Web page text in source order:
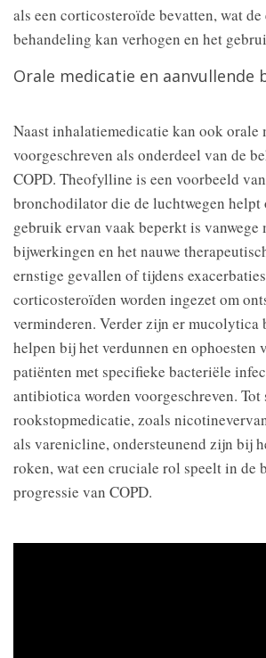
als een corticosteroïde bevatten, wat
behandeling kan verhogen en het
Orale medicatie en aanvullende
Naast inhalatiemedicatie kan ook orale
voorgeschreven als onderdeel van de
COPD. Theofylline is een voorbeeld
bronchodilator die de luchtwegen helpt
gebruik ervan vaak beperkt is vanwege
bijwerkingen en het nauwe
ernstige gevallen of tijdens
corticosteroïden worden ingezet om
verminderen. Verder zijn er mucolytica
helpen bij het verdunnen en ophoesten
patiënten met specifieke bacteriële
antibiotica worden voorgeschreven. Tot
rookstopmedicatie, zoals
als varenicline, ondersteunend zijn bij
roken, wat een cruciale rol speelt in de
progressie van COPD.